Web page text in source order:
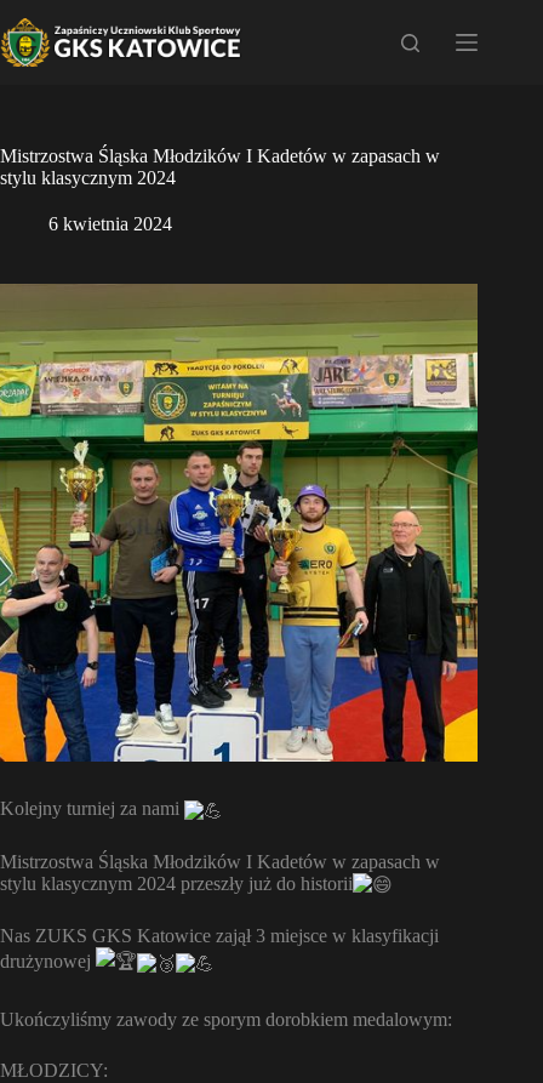
do
treści
Mistrzostwa Śląska Młodzików I Kadetów w zapasach w
stylu klasycznym 2024
6 kwietnia 2024
Kolejny turniej za nami
Mistrzostwa Śląska Młodzików I Kadetów w zapasach w
stylu klasycznym 2024 przeszły już do historii
Nas ZUKS GKS Katowice zajął 3 miejsce w klasyfikacji
drużynowej
Ukończyliśmy zawody ze sporym dorobkiem medalowym:
MŁODZICY: